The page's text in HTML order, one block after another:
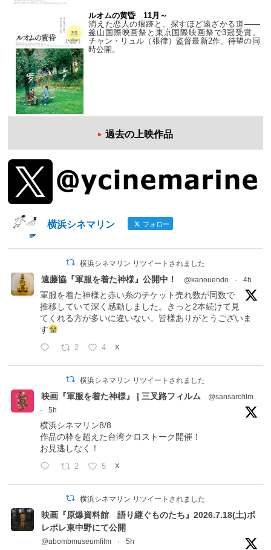
ルオムの黄昏 11月～
消えた恋人の痕跡と、探すほど遠ざかる道——
釜山国際映画祭と東京国際映画祭で3冠受賞。
チャン・リュル（張律）監督最新2作、待望の同
時公開。
過去の上映作品
横浜シネマリン フォロー
横浜シネマリン リツイートされました
遠藤協『軍服を着た神様』公開中！ @kanouendo · 4h
軍服を着た神様と赤い糸のチケット売れ数が同数で
推移していて深く感動しました。きっと2本続けて見
てくれる方が多いに違いない。皆様ありがとうございま
す
2 4 X
横浜シネマリン リツイートされました
映画『軍服を着た神様』 | 三叉路フィルム
@sansarofilm
·
5h
横浜シネマリン8/8
作品の枠を超えた台湾クロストーク開催！
お見逃しなく！
2 5 X
横浜シネマリン リツイートされました
映画『原爆資料館 語り継ぐものたち』2026.7.18(土)ポ
レポレ東中野にて公開
@abombmuseumfilm · 5h